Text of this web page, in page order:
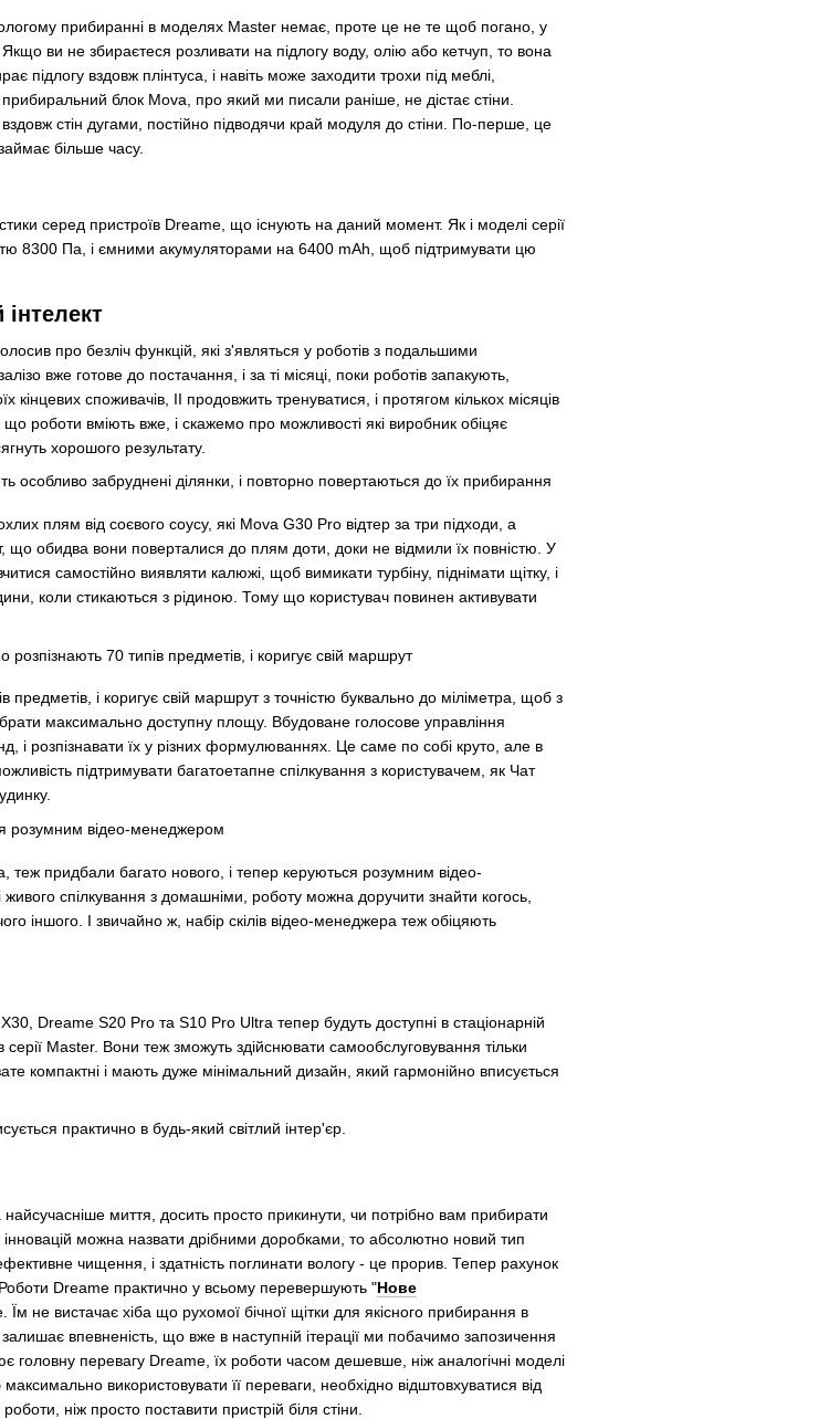
прибиранні в моделях Master немає, проте це не те щоб погано, у
ви не збираєтеся розливати на підлогу воду, олію або кетчуп, то вона
підлогу вздовж плінтуса, і навіть може заходити трохи під меблі,
блок Mova, про який ми писали раніше, не дістає стіни.
стін дугами, постійно підводячи край модуля до стіни. По-перше, це
більше часу.
серед пристроїв Dreame, що існують на даний момент. Як і моделі серії
8300 Па, і ємними акумуляторами на 6400 mAh, щоб підтримувати цю
про безліч функцій, які з'являться у роботів з подальшими
вже готове до постачання, і за ті місяці, поки роботів запакують,
кінцевих споживачів, ІІ продовжить тренуватися, і протягом кількох місяців
роботи вміють вже, і скажемо про можливості які виробник обіцяє
хорошого результату.
плям від соєвого соусу, які Mova G30 Pro відтер за три підходи, а
що обидва вони поверталися до плям доти, доки не відмили їх повністю. У
самостійно виявляти калюжі, щоб вимикати турбіну, піднімати щітку, і
коли стикаються з рідиною. Тому що користувач повинен активувати
предметів, і коригує свій маршрут з точністю буквально до міліметра, щоб з
максимально доступну площу. Вбудоване голосове управління
і розпізнавати їх у різних формулюваннях. Це саме по собі круто, але в
підтримувати багатоетапне спілкування з користувачем, як Чат
теж придбали багато нового, і тепер керуються розумним відео-
спілкування з домашніми, роботу можна доручити знайти когось,
іншого. І звичайно ж, набір скілів відео-менеджера теж обіцяють
Dreame S20 Pro та S10 Pro Ultra тепер будуть доступні в стаціонарній
серії Master. Вони теж зможуть здійснювати самообслуговування тільки
компактні і мають дуже мінімальний дизайн, який гармонійно вписується
миття, досить просто прикинути, чи потрібно вам прибирати
інновацій можна назвати дрібними доробками, то абсолютно новий тип
чищення, і здатність поглинати вологу - це прорив. Тепер рахунок
Роботи Dreame практично у всьому перевершують "Нове
не вистачає хіба що рухомої бічної щітки для якісного прибирання в
впевненість, що вже в наступній ітерації ми побачимо запозичення
головну перевагу Dreame, їх роботи часом дешевше, ніж аналогічні моделі
використовувати її переваги, необхідно відштовхуватися від
ніж просто поставити пристрій біля стіни.